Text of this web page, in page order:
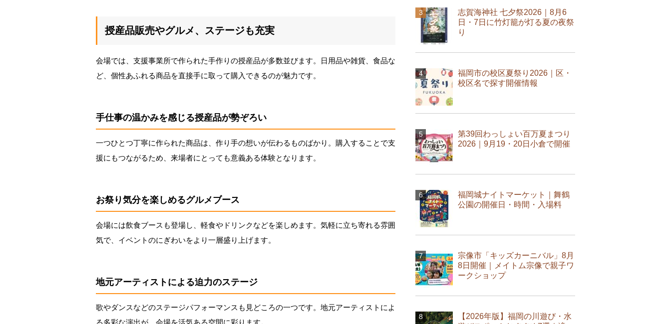
授産品販売やグルメ、ステージも充実
会場では、支援事業所で作られた手作りの授産品が多数並びます。日用品や雑貨、食品な
ど、個性あふれる商品を直接手に取って購入できるのが魅力です。
手仕事の温かみを感じる授産品が勢ぞろい
一つひとつ丁寧に作られた商品は、作り手の想いが伝わるものばかり。購入することで支
援にもつながるため、来場者にとっても意義ある体験となります。
お祭り気分を楽しめるグルメブース
会場には飲食ブースも登場し、軽食やドリンクなどを楽しめます。気軽に立ち寄れる雰囲
気で、イベントのにぎわいをより一層盛り上げます。
地元アーティストによる迫力のステージ
歌やダンスなどのステージパフォーマンスも見どころの一つです。地元アーティストによ
る多彩な演出が、会場を活気ある空間に彩ります。
志賀海神社 七夕祭2026｜8月6
日・7日に竹灯籠が灯る夏の夜祭
り
福岡市の校区夏祭り2026｜区・
校区名で探す開催情報
第39回わっしょい百万夏まつり
2026｜9月19・20日小倉で開催
福岡城ナイトマーケット｜舞鶴
公園の開催日・時間・入場料
宗像市「キッズカーニバル」8月
8日開催｜メイトム宗像で親子ワ
ークショップ
【2026年版】福岡の川遊び・水